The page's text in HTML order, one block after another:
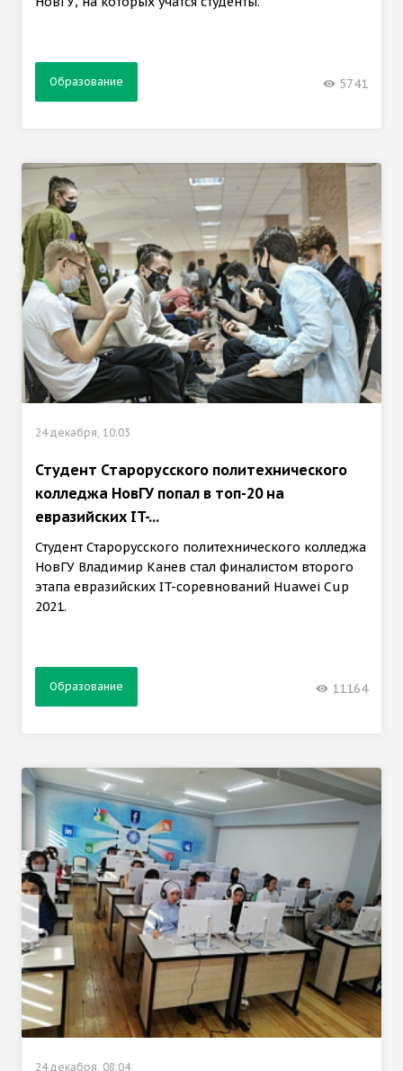
Образование 5741
24 декабря, 10:03
Студент Старорусского политехнического
колледжа НовГУ попал в топ-20 на
евразийских IT-...
Студент Старорусского политехнического колледжа
НовГУ Владимир Канев стал финалистом второго
этапа евразийских IT-соревнований Huawei Cup
2021.
Образование 11164
24 декабря, 08:04